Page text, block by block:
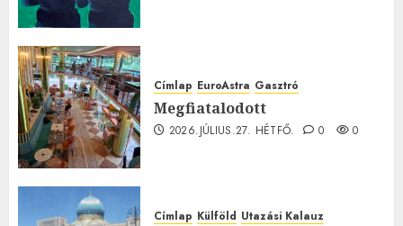
Címlap EuroAstra Gasztró
Megfiatalodott
2026.JÚLIUS.27. HÉTFŐ. 0 0
Címlap Külföld Utazási Kalauz